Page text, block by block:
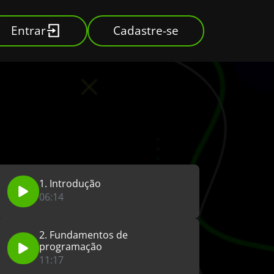
Entrar Cadastre-se
1. Introdução
06:14
2. Fundamentos de
programação
11:17